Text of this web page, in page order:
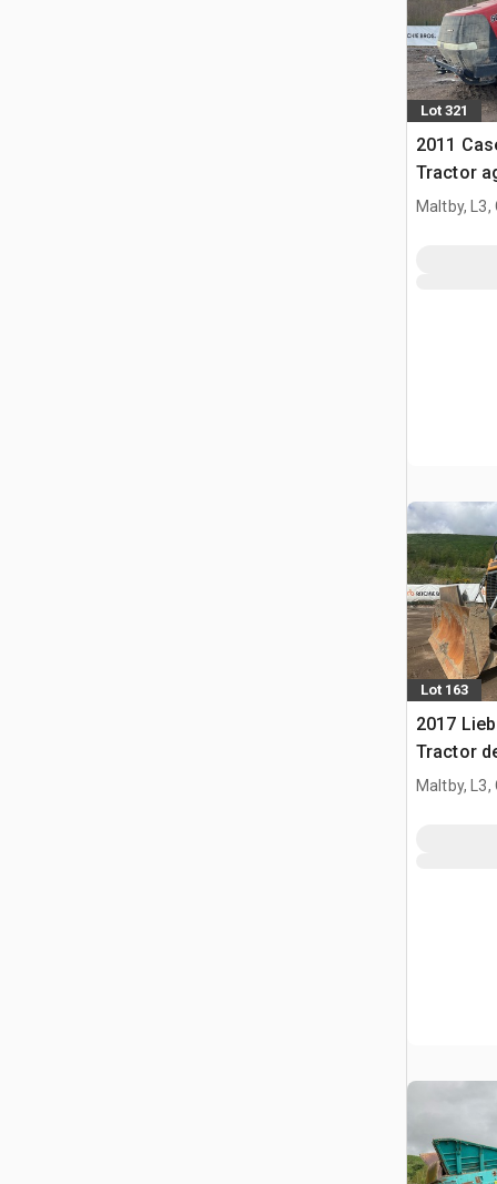
Lot 321
2011
Tractor
Maltby, L3,
Lot 163
2017
Tractor
Maltby, L3,